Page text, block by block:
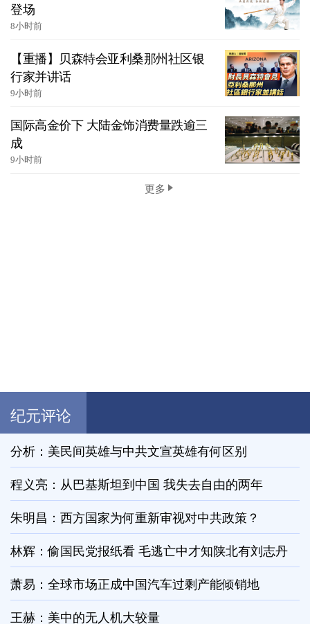
登场
8小时前
【重播】贝森特会亚利桑那州社区银
行家并讲话
9小时前
国际高金价下 大陆金饰消费量跌逾三
成
9小时前
更多
纪元评论
分析：美民间英雄与中共文宣英雄有何区别
程义亮：从巴基斯坦到中国 我失去自由的两年
朱明昌：西方国家为何重新审视对中共政策？
林辉：偷国民党报纸看 毛逃亡中才知陕北有刘志丹
萧易：全球市场正成中国汽车过剩产能倾销地
王赫：美中的无人机大较量